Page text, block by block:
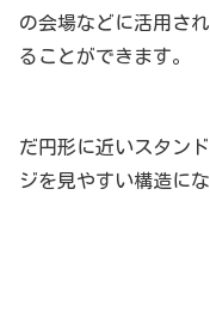
の会場などに活用され
ることができます。
だ円形に近いスタン
ジを見やすい構造に